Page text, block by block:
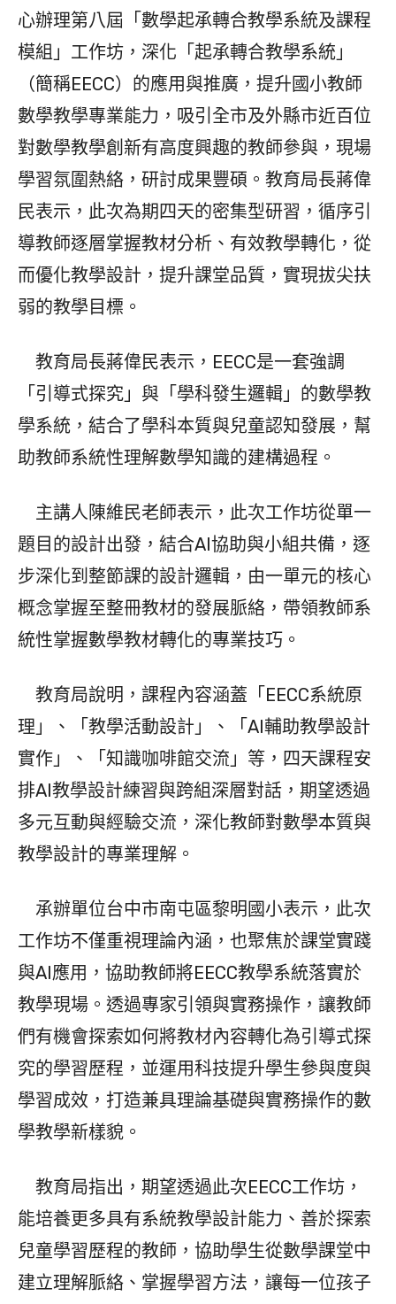
心辦理第八屆「數學起承轉合教學系統及課程
模組」工作坊，深化「起承轉合教學系統」
（簡稱EECC）的應用與推廣，提升國小教師
數學教學專業能力，吸引全市及外縣市近百位
對數學教學創新有高度興趣的教師參與，現場
學習氛圍熱絡，研討成果豐碩。教育局長蔣偉
民表示，此次為期四天的密集型研習，循序引
導教師逐層掌握教材分析、有效教學轉化，從
而優化教學設計，提升課堂品質，實現拔尖扶
弱的教學目標。
教育局長蔣偉民表示，EECC是一套強調
「引導式探究」與「學科發生邏輯」的數學教
學系統，結合了學科本質與兒童認知發展，幫
助教師系統性理解數學知識的建構過程。
主講人陳維民老師表示，此次工作坊從單一
題目的設計出發，結合AI協助與小組共備，逐
步深化到整節課的設計邏輯，由一單元的核心
概念掌握至整冊教材的發展脈絡，帶領教師系
統性掌握數學教材轉化的專業技巧。
教育局說明，課程內容涵蓋「EECC系統原
理」、「教學活動設計」、「AI輔助教學設計
實作」、「知識咖啡館交流」等，四天課程安
排AI教學設計練習與跨組深層對話，期望透過
多元互動與經驗交流，深化教師對數學本質與
教學設計的專業理解。
承辦單位台中市南屯區黎明國小表示，此次
工作坊不僅重視理論內涵，也聚焦於課堂實踐
與AI應用，協助教師將EECC教學系統落實於
教學現場。透過專家引領與實務操作，讓教師
們有機會探索如何將教材內容轉化為引導式探
究的學習歷程，並運用科技提升學生參與度與
學習成效，打造兼具理論基礎與實務操作的數
學教學新樣貌。
教育局指出，期望透過此次EECC工作坊，
能培養更多具有系統教學設計能力、善於探索
兒童學習歷程的教師，協助學生從數學課堂中
建立理解脈絡、掌握學習方法，讓每一位孩子